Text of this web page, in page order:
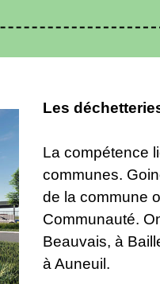
Les
La compétence
communes.
de la commune
Communauté.
Beauvais, à
à Auneuil.